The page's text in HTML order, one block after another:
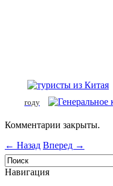
году
Комментарии закрыты.
← Назад Вперед →
Навигация